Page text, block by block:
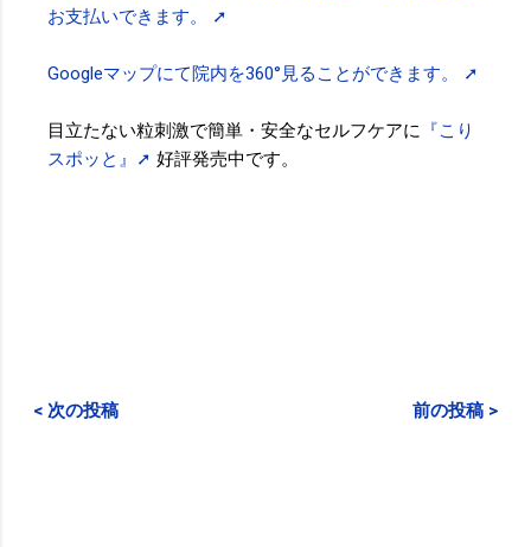
お支払いできます。 ➚
Googleマップにて院内を360°見ることができます。 ➚
目立たない粒刺激で簡単・安全なセルフケアに
『こり
スポッと』➚ 好評発売中です。
< 次の投稿 前の投稿 >